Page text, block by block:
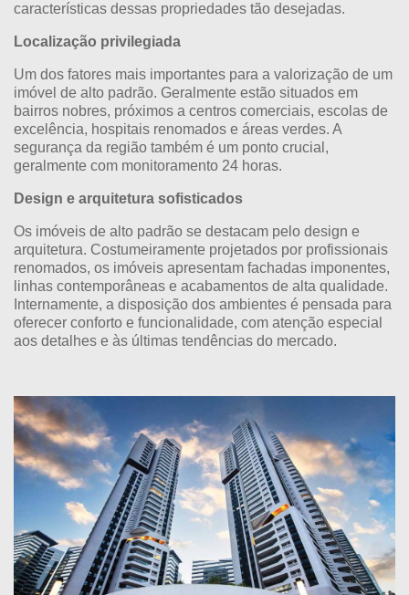
características dessas propriedades tão desejadas.
Localização privilegiada
Um dos fatores mais importantes para a valorização de um
imóvel de alto padrão. Geralmente estão situados em
bairros nobres, próximos a centros comerciais, escolas de
excelência, hospitais renomados e áreas verdes. A
segurança da região também é um ponto crucial,
geralmente com monitoramento 24 horas.
Design e arquitetura sofisticados
Os imóveis de alto padrão se destacam pelo design e
arquitetura. Costumeiramente projetados por profissionais
renomados, os imóveis apresentam fachadas imponentes,
linhas contemporâneas e acabamentos de alta qualidade.
Internamente, a disposição dos ambientes é pensada para
oferecer conforto e funcionalidade, com atenção especial
aos detalhes e às últimas tendências do mercado.